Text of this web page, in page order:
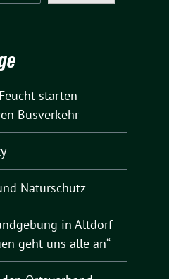
starten
Busverkehr
Naturschutz
in Altdorf
geht uns alle an“